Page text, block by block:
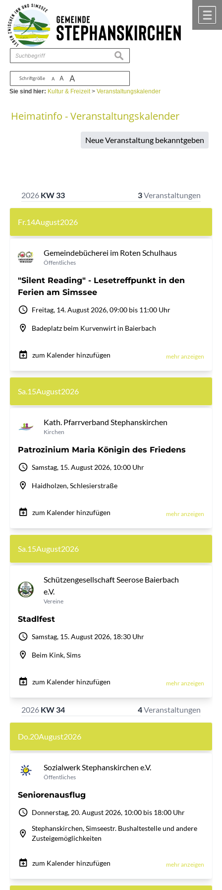
Zum Inhalt ,zur Navigation
Schriftgröße A A A
suchen
Sie sind hier: Kultur & Freizeit>Veranstaltungskalender
Heimatinfo - Veranstaltungskalender